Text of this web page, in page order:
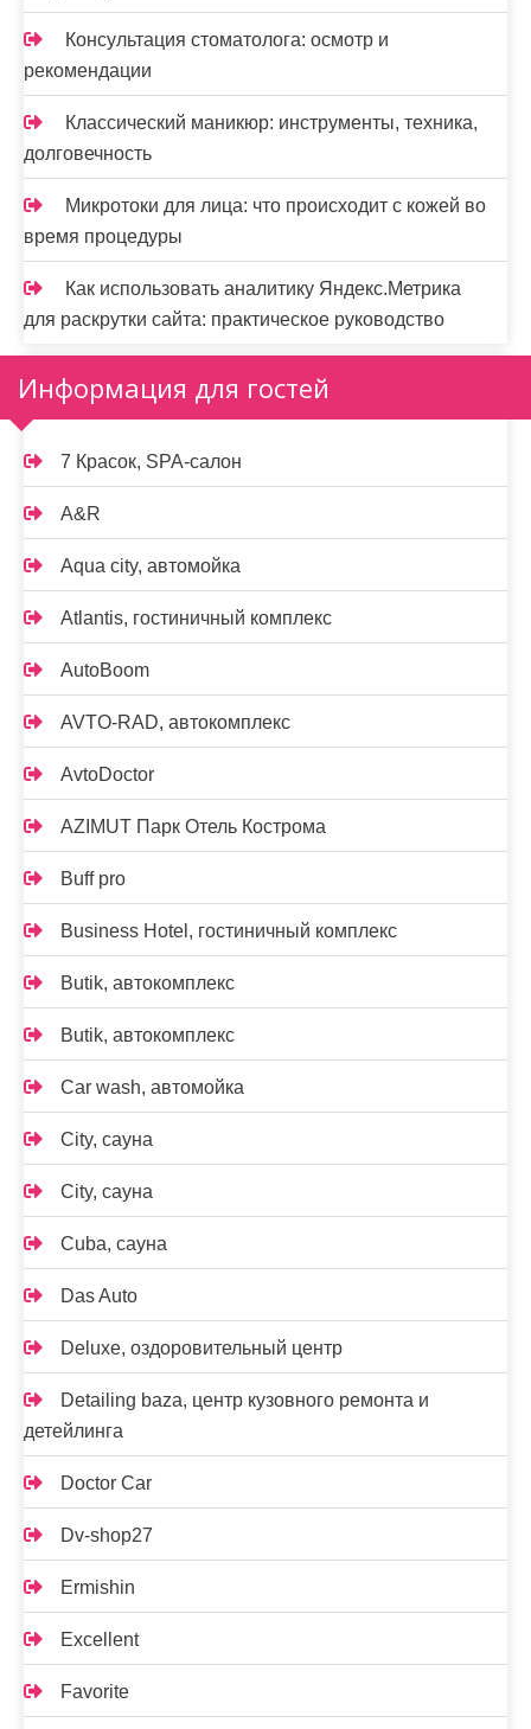
Консультация стоматолога: осмотр и
рекомендации
Классический маникюр: инструменты, техника,
долговечность
Микротоки для лица: что происходит с кожей во
время процедуры
Как использовать аналитику Яндекс.Метрика
для раскрутки сайта: практическое руководство
Информация для гостей
7 Красок, SPA-салон
A&R
Aqua city, автомойка
Atlantis, гостиничный комплекс
AutoBoom
AVTO-RAD, автокомплекс
AvtoDoctor
AZIMUT Парк Отель Кострома
Buff pro
Business Hotel, гостиничный комплекс
Butik, автокомплекс
Butik, автокомплекс
Car wash, автомойка
City, сауна
City, сауна
Cuba, сауна
Das Auto
Deluxe, оздоровительный центр
Detailing baza, центр кузовного ремонта и
детейлинга
Doctor Car
Dv-shop27
Ermishin
Excellent
Favorite